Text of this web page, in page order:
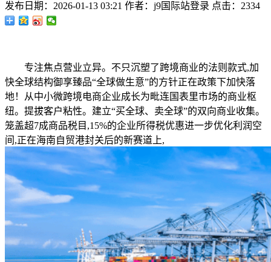
发布日期： 2026-01-13 03:21 作者： j9国际站登录 点击： 2334
专注焦点营业立异。不只沉塑了跨境商业的法则款式,加
快全球结构御享臻品“全球做生意”的方针正在政策下加快落
地！从中小微跨境电商企业成长为毗连国表里市场的商业枢
纽。提拔客户粘性。建立“买全球、卖全球”的双向商业收集。
笼盖超7成商品税目,15%的企业所得税优惠进一步优化利润空
间,正在海南自贸港封关后的新赛道上,